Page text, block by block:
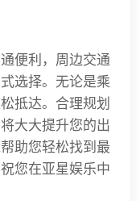
便利，周边交通
选择。无论是乘
抵达。合理规划
大大提升您的出
助您轻松找到最
您在亚星娱乐中